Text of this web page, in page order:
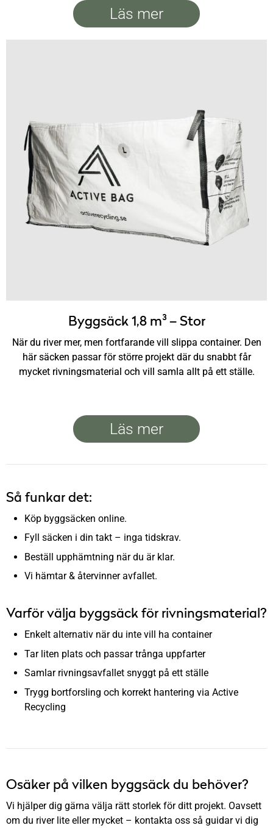
Läs mer
Byggsäck 1,8 m³ – Stor
När du river mer, men fortfarande vill slippa container. Den
här säcken passar för större projekt där du snabbt får
mycket rivningsmaterial och vill samla allt på ett ställe.
Läs mer
Så funkar det:
Köp byggsäcken online.
Fyll säcken i din takt – inga tidskrav.
Beställ upphämtning när du är klar.
Vi hämtar & återvinner avfallet.
Varför välja byggsäck för rivningsmaterial?
Enkelt alternativ när du inte vill ha container
Tar liten plats och passar trånga uppfarter
Samlar rivningsavfallet snyggt på ett ställe
Trygg bortforsling och korrekt hantering via Active
Recycling
Osäker på vilken byggsäck du behöver?
Vi hjälper dig gärna välja rätt storlek för ditt projekt. Oavsett
om du river lite eller mycket – kontakta oss så guidar vi dig